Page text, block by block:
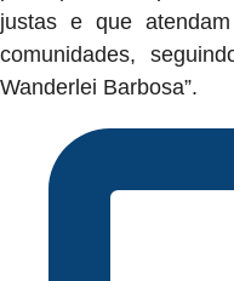
justas e que
comunidades,
Wanderlei Barbosa”.